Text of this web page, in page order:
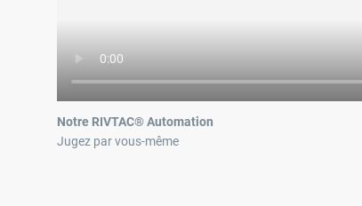
Notre RIVTAC® Automation
Jugez par vous-même